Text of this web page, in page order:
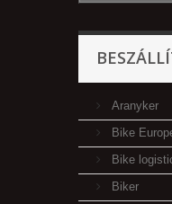
Aranyker
Bike
Bike
Biker